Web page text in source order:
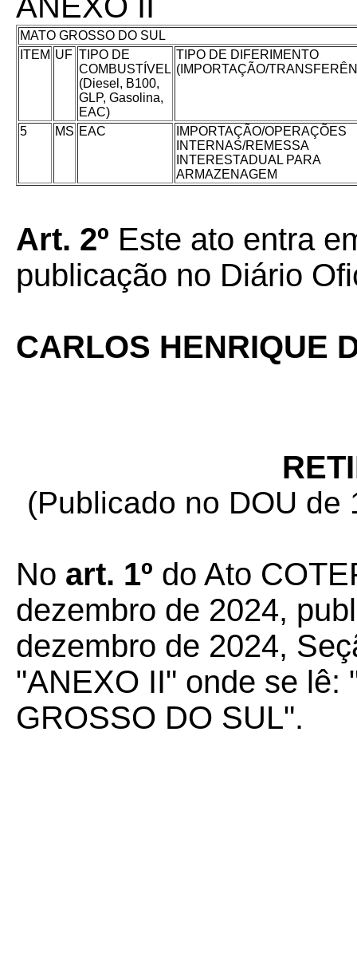
MATO GROSSO DO SUL
ITEM UF TIPO DE
COMBUSTÍVEL
(Diesel, B100,
GLP, Gasolina,
EAC)
TIPO DE DIFERIMENTO
(IMPORTAÇÃO/
5 MS EAC
IMPORTAÇÃO/OPERAÇÕES
INTERNAS/REMESSA
INTERESTADUAL PARA
ARMAZENAGEM
Art. 2º Este ato entra
publicação no Diário
CARLOS HENRIQUE
(Publicado no DOU de
No art. 1º do Ato
dezembro de 2024,
dezembro de 2024,
"ANEXO II" onde se lê:
GROSSO DO SUL".